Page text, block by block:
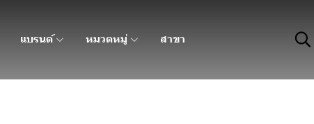
แบรนด์ หมวดหมู่ สาขา